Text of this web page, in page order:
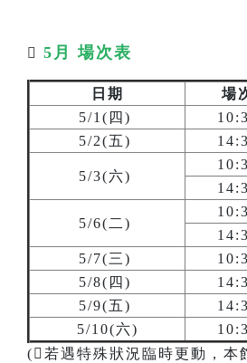
 5月 場次表
日期 場
5/1(四)
5/2(五)
5/3(六)
5/6(二)
5/7(三)
5/8(四)
5/9(五)
5/10(六)
(若遇特殊狀況臨時更動，本